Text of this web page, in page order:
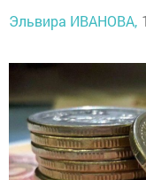
Эльвира ИВАНОВА,